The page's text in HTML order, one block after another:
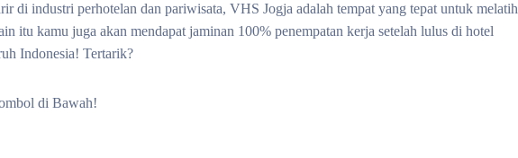
di industri perhotelan dan pariwisata, VHS Jogja adalah tempat yang tepat untuk melatih
itu kamu juga akan mendapat jaminan 100% penempatan kerja setelah lulus di hotel
Indonesia! Tertarik?
di Bawah!